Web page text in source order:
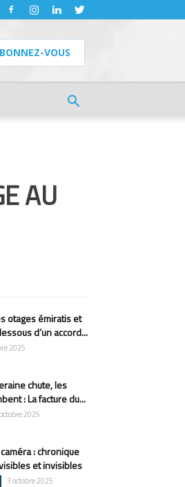
VOUS
AU
otages émiratis et
d’un accord...
2025
chute, les
: La facture du...
2025
: chronique
et invisibles
3 octobre 2025